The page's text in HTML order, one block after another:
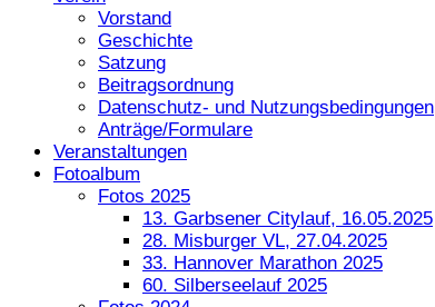
Vorstand
Geschichte
Satzung
Beitragsordnung
Datenschutz- und Nutzungsbedingungen
Anträge/Formulare
Veranstaltungen
Fotoalbum
Fotos 2025
13. Garbsener Citylauf, 16.05.2025
28. Misburger VL, 27.04.2025
33. Hannover Marathon 2025
60. Silberseelauf 2025